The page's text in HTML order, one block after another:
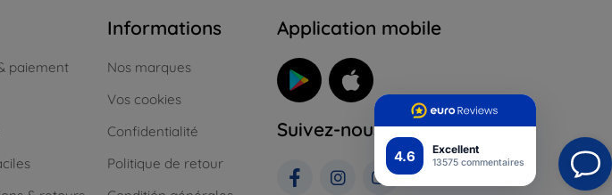
4.6 Excellent
13575 commentaires
paiement
Informations
Nos marques
Vos cookies
Confidentialité
Politique de retour
Application mobile
Suivez-nous